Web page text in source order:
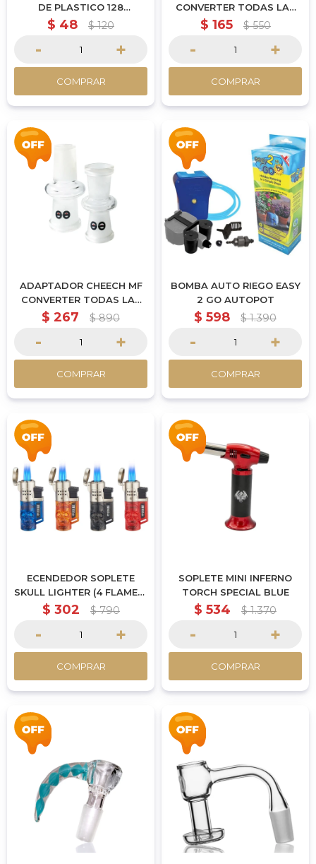
DE PLASTICO 128
ALVEOLOS 25MM | 53.8 X
$ 48 $ 120
- +
COMPRAR
CONVERTER TODAS LAS
MEDIDAS
$ 165 $ 550
- +
COMPRAR
ADAPTADOR CHEECH MF
CONVERTER TODAS LAS
MEDIDAS
$ 267 $ 890
- +
COMPRAR
BOMBA AUTO RIEGO EASY
2 GO AUTOPOT
$ 598 $ 1.390
- +
COMPRAR
ECENDEDOR SOPLETE
SKULL LIGHTER (4 FLAMES)
SPECIAL BLUE
$ 302 $ 790
- +
COMPRAR
SOPLETE MINI INFERNO
TORCH SPECIAL BLUE
$ 534 $ 1.370
- +
COMPRAR